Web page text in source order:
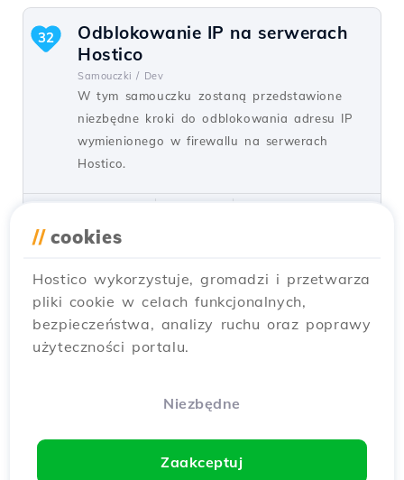
Odblokowanie IP na serwerach
Hostico
Samouczki / Dev
W tym samouczku zostaną przedstawione
niezbędne kroki do odblokowania adresu IP
wymienionego w firewallu na serwerach
Hostico.
32
przez Mark D.
Widoki 1545
Tworzenie konta e-mail w cPanel
Samouczki / cPanel
cPanel umożliwia tworzenie nieograniczonej
liczby kont e-mail powiązanych z
uzyskania dostępu do konta e-mail.
31
Widoki 5923
Opublikowano w 28/06/2017
// cookies
Hostico wykorzystuje, gromadzi i przetwarza
pliki cookie w celach funkcjonalnych,
bezpieczeństwa, analizy ruchu oraz poprawy
użyteczności portalu.
Niezbędne
Zaakceptuj